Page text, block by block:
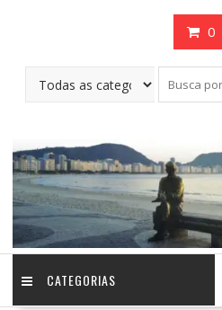
0
CATEGORIAS